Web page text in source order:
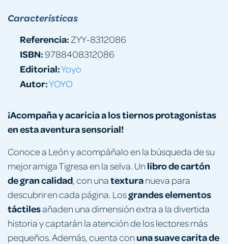
¡Acompaña y acaricia a los tiernos protagonistas
en esta aventura sensorial!
Conoce a León y acompáñalo en la búsqueda de su
mejor amiga Tigresa en la selva. Un libro de cartón
de gran calidad, con unatexturanueva para
descubrir en cada página. Losgrandes elementos
táctilesañaden una dimensión extra a la divertida
historia y captarán la atención de los lectores más
pequeños. Además, cuenta con una suave carita de
Características
Referencia: ZYY-8312086
ISBN:9788408312086
Editorial:Yoyo
Autor:YOYO